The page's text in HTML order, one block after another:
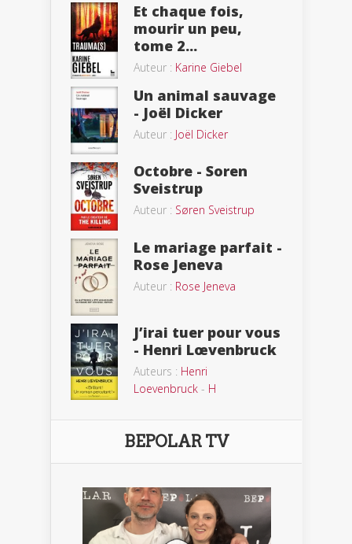
Et chaque fois,
mourir un peu,
tome 2...
Auteur : Karine Giebel
Un animal sauvage
- Joël Dicker
Auteur : Joël Dicker
Octobre - Soren
Sveistrup
Auteur : Søren Sveistrup
Le mariage parfait -
Rose Jeneva
Auteur : Rose Jeneva
J’irai tuer pour vous
- Henri Lœvenbruck
Auteurs : Henri
Loevenbruck - H
BEPOLAR TV